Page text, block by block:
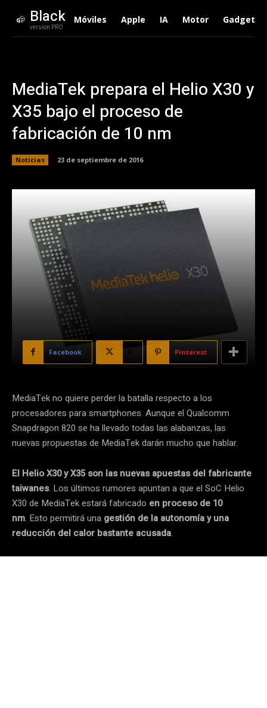
Black
version PRO
Móviles Apple IA Motor Gadgets
MediaTek prepara el Helio X30 y
X35 bajo el proceso de
fabricación de 10 nm
Noticias 23 de septiembre de 2016
Facebook Pinterest
MediaTek no quiere perder la batalla respecto a los
procesadores para smartphones. Aunque el Qualcomm
Snapdragon 820 se ha llevado todas las alabanzas, las
nuevas propuestas de MediaTek darán mucho que hablar.
El Helio X30 y X35 son las nuevas apuestas del fabricante
taiwanes. Los últimos rumores apuntan a que el SoC Helio
X30 de MediaTek estará fabricado en proceso de 10
nm. Esto permitirá una gestión de la autonomía y una
reducción del calor bastante acusada.